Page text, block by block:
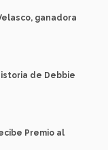
ganadora
de Debbie
Premio al